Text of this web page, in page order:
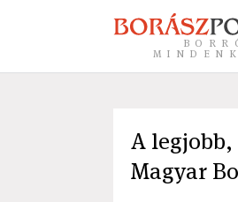
A
Magyar